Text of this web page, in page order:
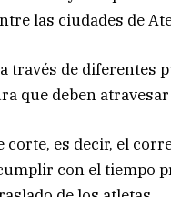
las ciudades de
través de
que deben
es decir, el
con el tiempo